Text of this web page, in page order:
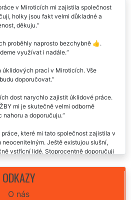
v Miroticích mi zajistila společnost
holky jsou fakt velmi důkladné a
děkuju.
proběhly naprosto bezchybně 👍.
využívat i nadále.
úklidových prací v Miroticích. Vše
doporučovat.
dost narychlo zajistit úklidové práce.
mi je skutečně velmi odborně
nahoru a doporučuju.
které mi tato společnost zajistila v
Ještě existujou slušní,
vstřícní lidé. Stoprocentně doporučuji
cena i kvalita úklidových prací.
ODKAZY
O nás